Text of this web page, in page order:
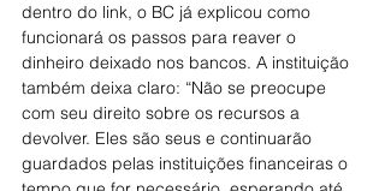
dentro do link, o BC já explicou como
funcionará os passos para reaver o
dinheiro deixado nos bancos. A instituição
também deixa claro: “Não se preocupe
com seu direito sobre os recursos a
devolver. Eles são seus e continuarão
guardados pelas instituições financeiras o